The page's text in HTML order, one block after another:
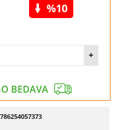
%10
BEDAVA